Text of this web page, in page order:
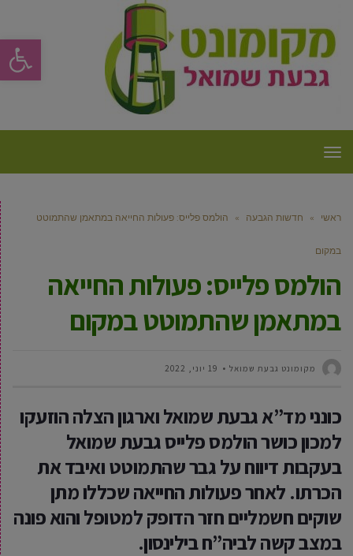
פתח
תפריט
ראשי » חדשות הגבעה » הולמס פלייס: פעולות החייאה במתאמן שהתמוטט
במקום
הולמס פלייס: פעולות החייאה
במתאמן שהתמוטט במקום
מקומונט גבעת שמואל 19 יוני, 2022
כונני מד”א גבעת שמואל וארגון הצלה הוזעקו
למכון כושר הולמס פלייס גבעת שמואל
בעקבות דיווח על גבר שהתמוטט ואיבד את
הכרתו. לאחר פעולות החייאה שכללו מתן
שוקים חשמליים חזר הדופק למטופל והוא פונה
במצב קשה לביה”ח בילינסון.